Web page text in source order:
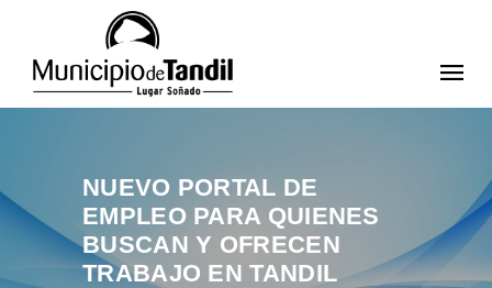
NUEVO PORTAL DE
EMPLEO PARA QUIENES
BUSCAN Y OFRECEN
TRABAJO EN TANDIL